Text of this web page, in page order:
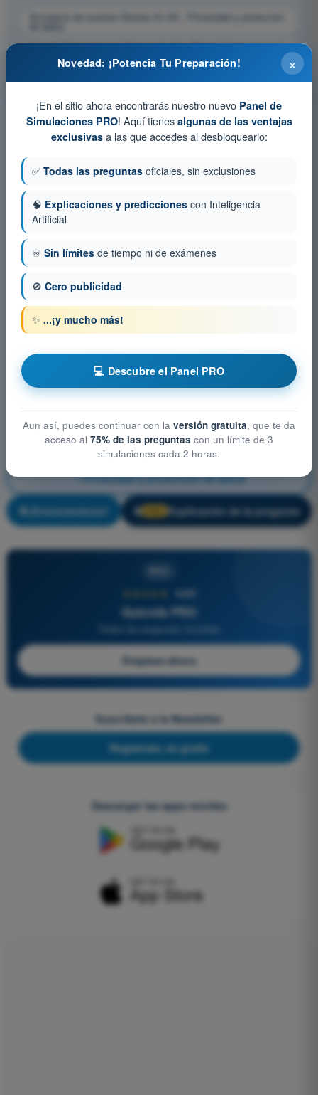
Simulacro de examen Drones A1-A3 - Privacidad y protección
Test de Entrenamiento Drones A1-A3 - Privacidad y protección
de datos
datos
Privacidad y protección de datos
¡Entrenamiento! 🔒 Explicación de la pregunta
4,6/5
Quizvds PRO
Empieza ahora
Suscríbete a la Newsletter
Regístrate, es gratis
Descargar las apps móviles
×
Novedad: ¡Potencia Tu Preparación!
¡En el sitio ahora encontrarás nuestro nuevo Panel de
Simulaciones PRO! Aquí tienes algunas de las ventajas
exclusivasa las que accedes al desbloquearlo:
✅ Todas las preguntas oficiales, sin exclusiones
🧠 Explicaciones y predicciones con Inteligencia
Artificial
♾️ Sin límites de tiempo ni de exámenes
🚫 Cero publicidad
✨ ...¡y mucho más!
💻 Descubre el Panel PRO
Aun así, puedes continuar con la versión gratuita, que te da
acceso al 75% de las preguntas con un límite de 3
simulaciones cada 2 horas.